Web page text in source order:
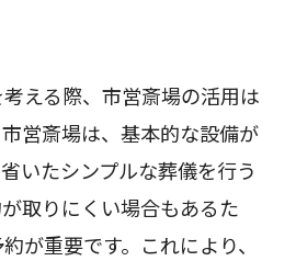
ぐための注意点
ォローアップ体制
家族葬を目指して
シンプルに行うメリット
族葬がもたらす効果
える際、市営斎場の活用は
営斎場は、基本的な設備が
いたシンプルな葬儀を行う
取りにくい場合もあるた
が重要です。これにより、